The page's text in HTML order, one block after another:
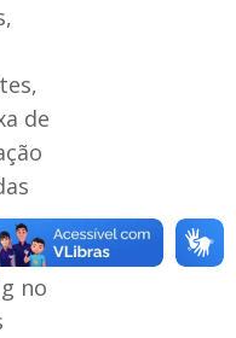
de
no